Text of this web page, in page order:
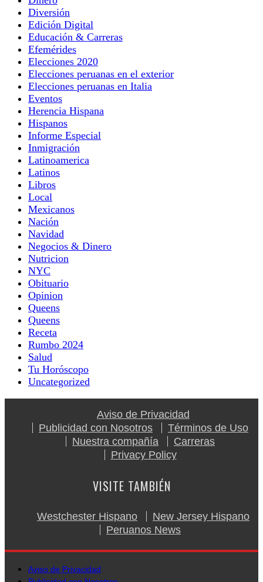
Diversión
Edición Digital
Educación & Carreras
Efemérides
Elecciones 2020
Elecciones peruanas en el exterior
Elecciones peruanas en Italia
Eventos
Herencia Hispana
Hispanos
Informe Especial
Inmigración
Latinoamerica
Latinos
Libros
Local
Mexicanos
Nación
Navidad
Negocios & Dinero
Nutricion
NYC
Obituario
Opinion
Queens
Queens
Receta
Rumbo 2024
Salud
Tu Horóscopo
Uncategorized
Aviso de Privacidad
Publicidad con Nosotros
Términos de Uso
Nuestra compañía
Carreras
Privacy Policy
VISITE TAMBIÉN
Westchester Hispano
New Jersey Hispano
Peruanos News
Aviso de Privacidad